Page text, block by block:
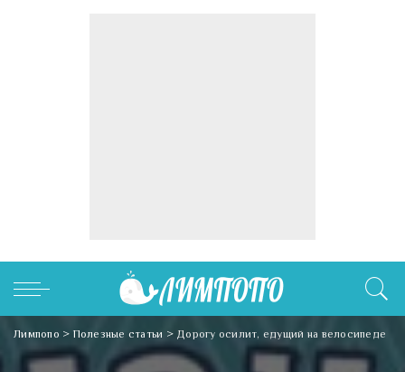
Лимпопо > Полезные статьи > Дорогу осилит, едущий на велосипеде